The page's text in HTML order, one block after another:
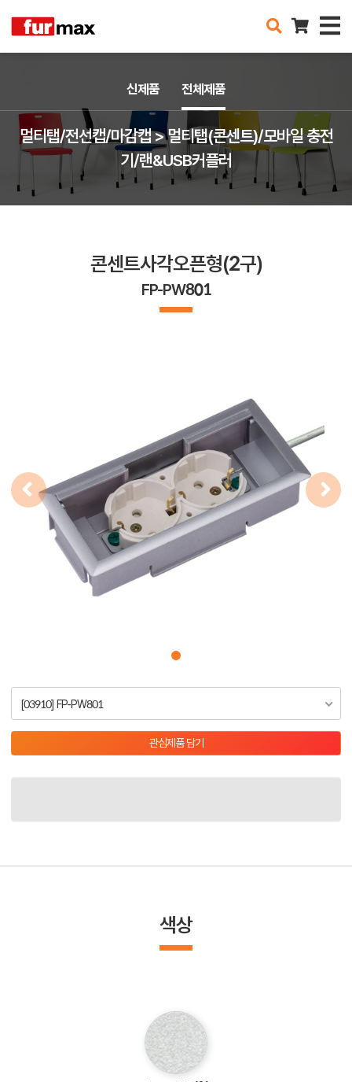
멀티탭/전선캡/마감캡 > 멀티탭(콘센트)/모바일 충전
기/랜&USB커플러
신제품 전체제품
콘센트사각오픈형(2구)
FP-PW801
[03910] FP-PW801
관심제품 담기
색상